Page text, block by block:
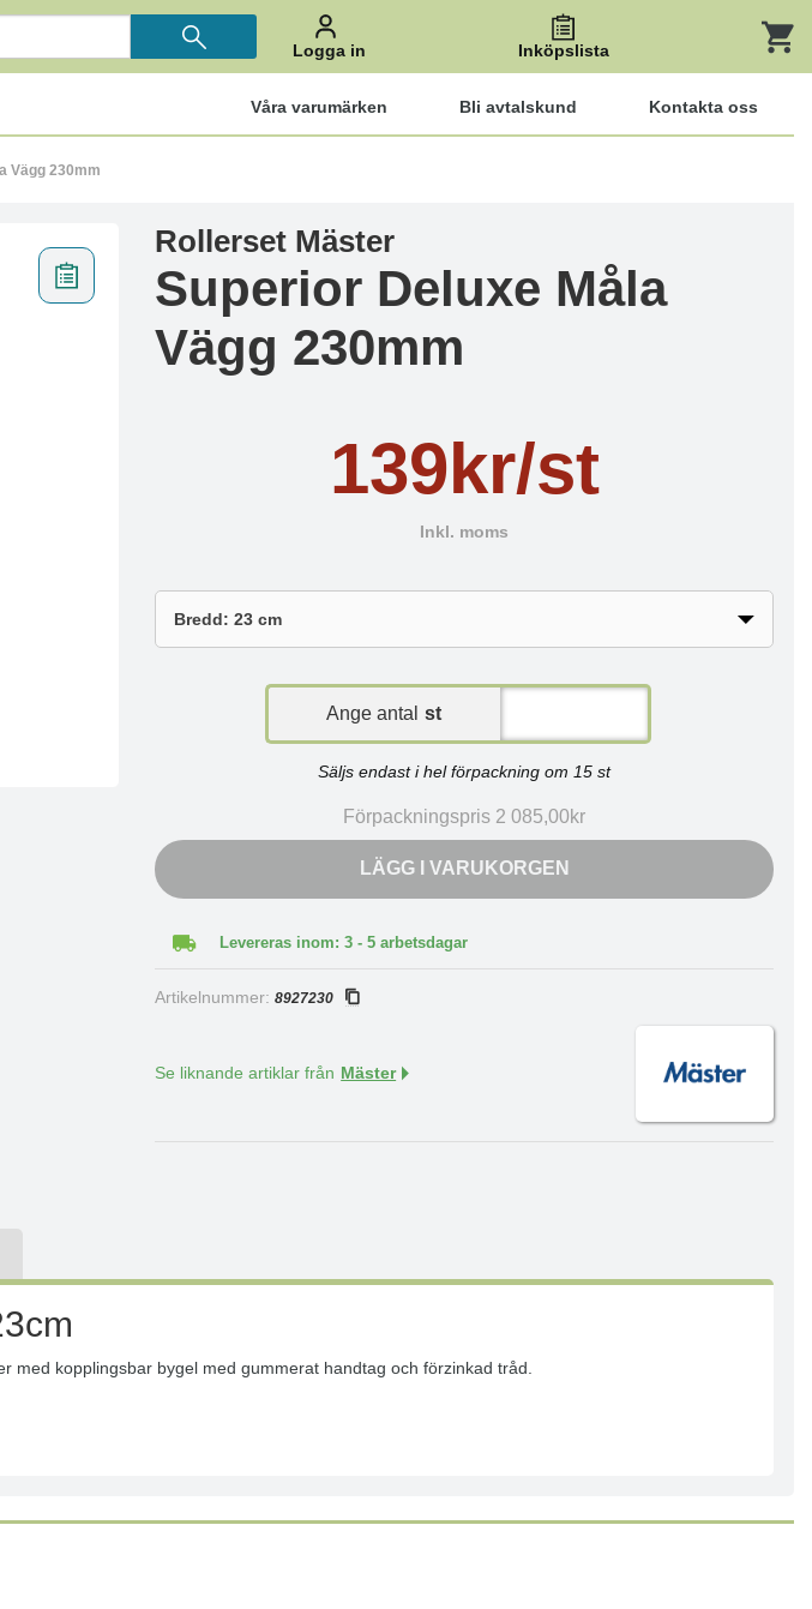
Logga in Inköpslista
Våra varumärken Bli avtalskund Kontakta oss
Vägg 230mm
Rollerset Mäster
Superior Deluxe Måla
Vägg 230mm
139kr/st
Inkl. moms
Ange antal st
Säljs endast i hel förpackning om 15 st
Förpackningspris 2 085,00kr
LÄGG I VARUKORGEN
Levereras inom: 3 - 5 arbetsdagar
Artikelnummer:8927230
Se liknande artiklar från Mäster
kopplingsbar bygel med gummerat handtag och förzinkad tråd.